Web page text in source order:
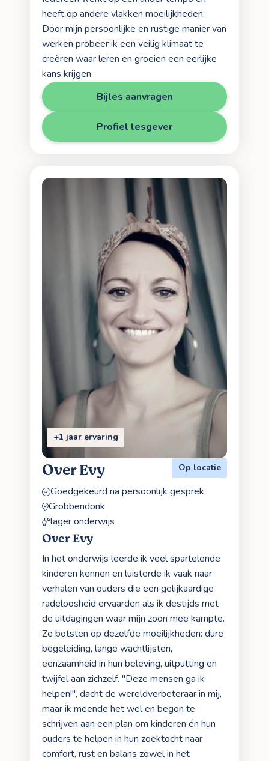
heeft op andere vlakken moeilijkheden.
Door mijn persoonlijke en rustige manier van
werken probeer ik een veilig klimaat te
creëren waar leren en groeien een eerlijke
kans krijgen.
Bijles aanvragen
Profiel lesgever
+1 jaar ervaring
Over Evy Op locatie
Goedgekeurd na persoonlijk gesprek
Grobbendonk
lager onderwijs
Over Evy
In het onderwijs leerde ik veel spartelende
kinderen kennen en luisterde ik vaak naar
verhalen van ouders die een gelijkaardige
radeloosheid ervaarden als ik destijds met
de uitdagingen waar mijn zoon mee kampte.
Ze botsten op dezelfde moeilijkheden: dure
begeleiding, lange wachtlijsten,
eenzaamheid in hun beleving, uitputting en
twijfel aan zichzelf. "Deze mensen ga ik
helpen!", dacht de wereldverbeteraar in mij,
maar ik meende het wel en begon te
schrijven aan een plan om kinderen én hun
ouders te helpen in hun zoektocht naar
comfort, rust en balans zowel in het